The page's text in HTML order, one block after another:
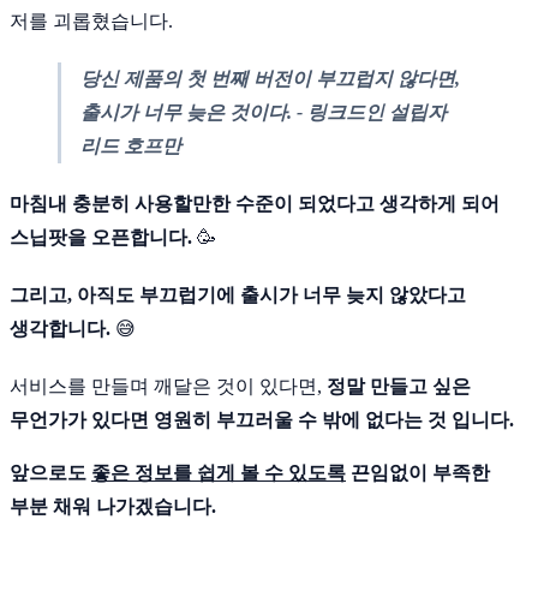
저를 괴롭혔습니다.
당신 제품의 첫 번째 버전이 부끄럽지 않다면,
출시가 너무 늦은 것이다. - 링크드인 설립자
리드 호프만
마침내 충분히 사용할만한 수준이 되었다고 생각하게 되어
스닙팟을 오픈합니다. 🥳
그리고, 아직도 부끄럽기에 출시가 너무 늦지 않았다고
생각합니다. 😅
서비스를 만들며 깨달은 것이 있다면, 정말 만들고 싶은
무언가가 있다면 영원히 부끄러울 수 밖에 없다는 것 입니다.
앞으로도 좋은 정보를 쉽게 볼 수 있도록 끈임없이 부족한
부분 채워 나가겠습니다.